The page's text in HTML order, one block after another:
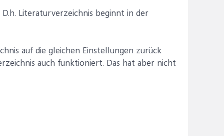
Literaturverzeichnis beginnt in der
auf die gleichen Einstellungen zurück
auch funktioniert. Das hat aber nicht